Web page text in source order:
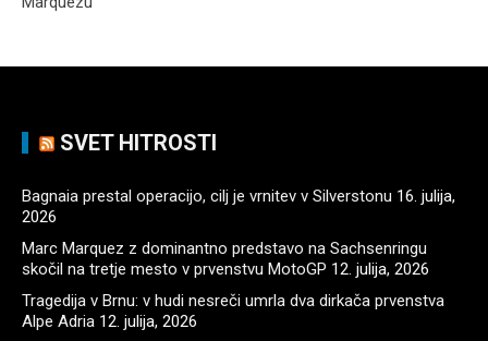
SVET HITROSTI
Bagnaia prestal operacijo, cilj je vrnitev v Silverstonu 16. julija,
2026
Marc Marquez z dominantno predstavo na Sachsenringu
skočil na tretje mesto v prvenstvu MotoGP 12. julija, 2026
Tragedija v Brnu: v hudi nesreči umrla dva dirkača prvenstva
Alpe Adria 12. julija, 2026